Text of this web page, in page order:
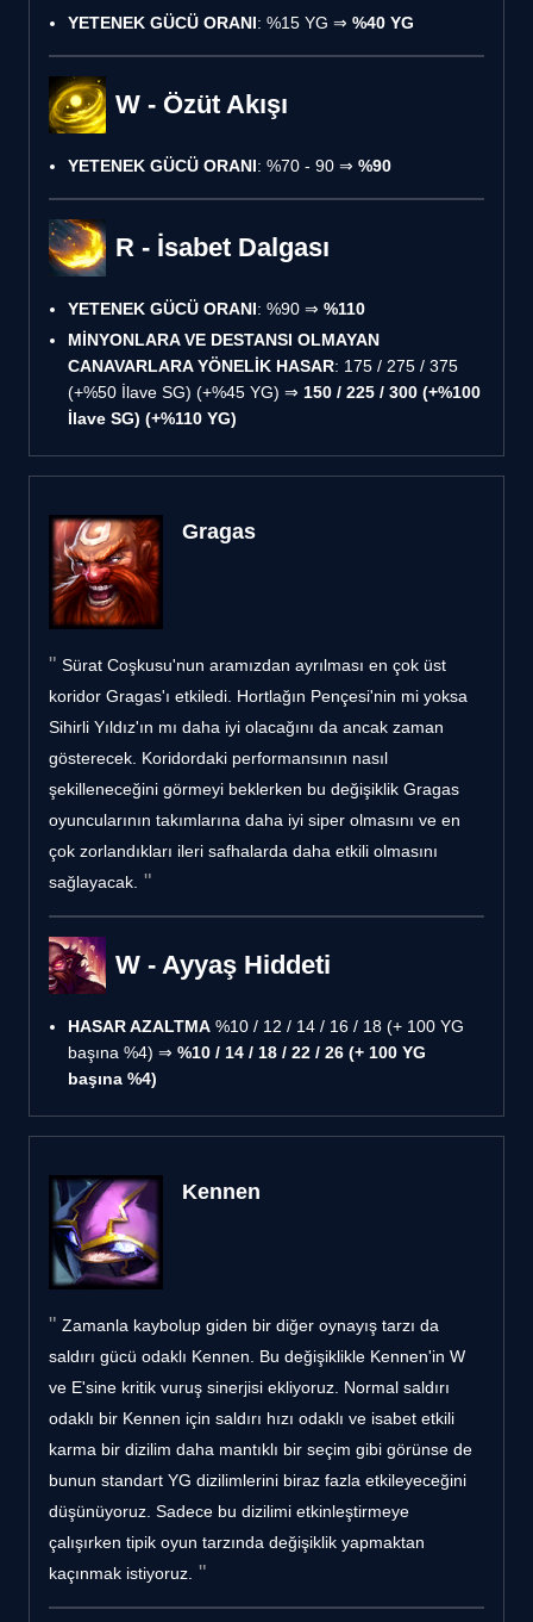
YETENEK GÜCÜ ORANI: %15 YG ⇒ %40 YG
W - Özüt Akışı
YETENEK GÜCÜ ORANI: %70 - 90 ⇒ %90
R - İsabet Dalgası
YETENEK GÜCÜ ORANI: %90 ⇒ %110
MİNYONLARA VE DESTANSI OLMAYAN
CANAVARLARA YÖNELİK HASAR: 175 / 275 / 375
(+%50 İlave SG) (+%45 YG) ⇒ 150 / 225 / 300 (+%100
İlave SG) (+%110 YG)
Gragas
Sürat Coşkusu'nun aramızdan ayrılması en çok üst
koridor Gragas'ı etkiledi. Hortlağın Pençesi'nin mi yoksa
Sihirli Yıldız'ın mı daha iyi olacağını da ancak zaman
gösterecek. Koridordaki performansının nasıl
şekilleneceğini görmeyi beklerken bu değişiklik Gragas
oyuncularının takımlarına daha iyi siper olmasını ve en
çok zorlandıkları ileri safhalarda daha etkili olmasını
sağlayacak.
W - Ayyaş Hiddeti
HASAR AZALTMA %10 / 12 / 14 / 16 / 18 (+ 100 YG
başına %4) ⇒ %10 / 14 / 18 / 22 / 26 (+ 100 YG
başına %4)
Kennen
Zamanla kaybolup giden bir diğer oynayış tarzı da
saldırı gücü odaklı Kennen. Bu değişiklikle Kennen'in W
ve E'sine kritik vuruş sinerjisi ekliyoruz. Normal saldırı
odaklı bir Kennen için saldırı hızı odaklı ve isabet etkili
karma bir dizilim daha mantıklı bir seçim gibi görünse de
bunun standart YG dizilimlerini biraz fazla etkileyeceğini
düşünüyoruz. Sadece bu dizilimi etkinleştirmeye
çalışırken tipik oyun tarzında değişiklik yapmaktan
kaçınmak istiyoruz.